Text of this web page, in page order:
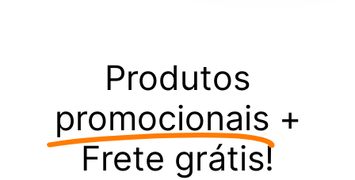
Produtos
promocionais +
Frete grátis!